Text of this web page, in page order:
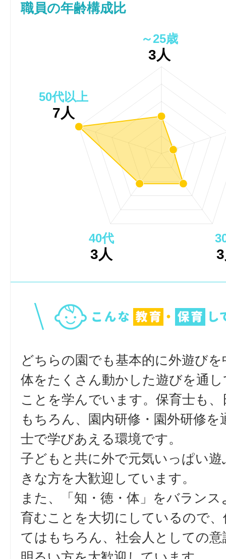
職員の年齢構成比
～25歳
3人
40代
3人
50代以上
7人
どちらの園でも基本的に外遊び
体をたくさん動かした遊びを通
ことを学んでいます。保育士も
もちろん、園内研修・園外研修を
士で学びあえる環境です。
子どもと共に外で元気いっぱい
きな方を大歓迎しています。
また、「知・徳・体」をバラン
育むことを大切にしているので
てはもちろん、社会人としての